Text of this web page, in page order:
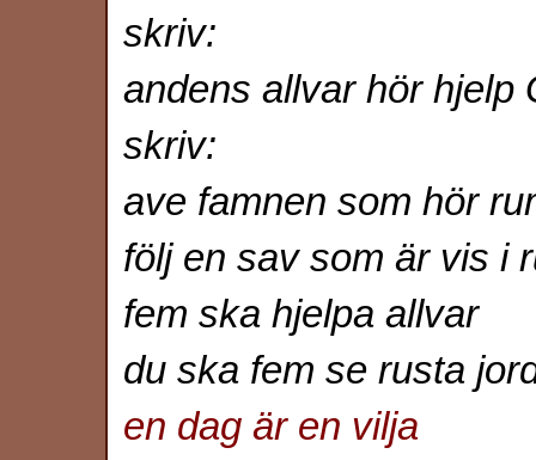
skriv:
andens allvar hör hjelp
skriv:
ave famnen som hör
följ en sav som är vis i
fem ska hjelpa allvar
du ska fem se rusta
en dag är en vilja